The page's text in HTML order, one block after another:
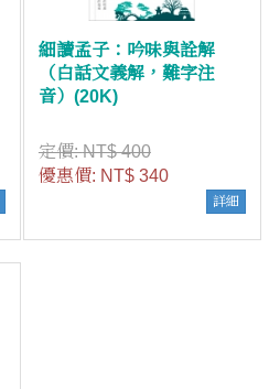
細讀孟子：吟味與詮解
（白話文義解，難字注
音）(20K)
定價:NT$ 400
優惠價: NT$ 340
詳細